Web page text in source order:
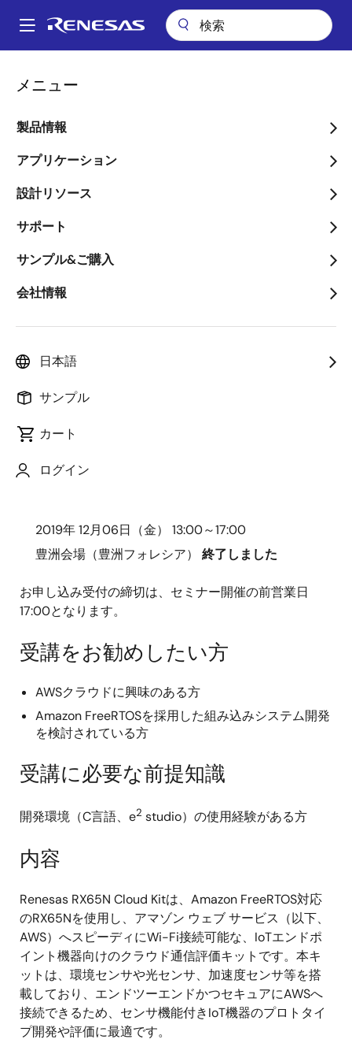
ン
Main
メニュー
製品情報
アプリケーション
設計リソース
サポート
サンプル&ご購入
会社情報
日本語
サンプル
カート
ログイン
パ
ン
く
ず
AWSクラウド簡単接続！RX65N Cloud Kitを活用したAWS IoT導入セ
AWSクラウド簡単接続！
RX65N Cloud Kitを活用し
たAWS IoT導入セミナー
～業界初！e
費用 （無料） 対象製品 RXファミリ（RX65N）
▼お申し込みはこちら
2019年 12月06日（金） 13:00～17:00
豊洲会場（豊洲フォレシア） 終了しました
お申し込み受付の締切は、セミナー開催の前営業日
17:00となります。
受講をお勧めしたい方
AWSクラウドに興味のある方
Amazon FreeRTOSを採用した組み込みシステム開発
を検討されている方
受講に必要な前提知識
開発環境（C言語、e2 studio）の使用経験がある方
内容
Renesas RX65N Cloud Kitは、Amazon FreeRTOS対応
のRX65Nを使用し、アマゾン ウェブ サービス（以下、
AWS）へスピーディにWi-Fi接続可能な、IoTエンドポ
イント機器向けのクラウド通信評価キットです。本キ
ットは、環境センサや光センサ、加速度センサ等を搭
載しており、エンドツーエンドかつセキュアにAWSへ
接続できるため、センサ機能付きIoT機器のプロトタイ
プ開発や評価に最適です。